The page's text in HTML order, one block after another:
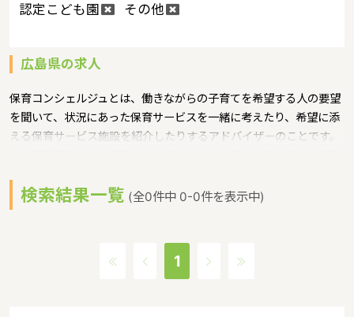
認定こども園
その他
広島県の求人
保育コンシェルジュとは、働きながらの子育てを希望する人の要望
を聞いて、状況にあった保育サービスを一緒に考えたり、希望に添
える保育サービス施設を紹介したりするアドバイザーのことです。
する取り組みを行っています。 広島県の政令指定都市は広島市、人
口は2832035人（2017/5/1現在）です。広島県内には、保育所や
6.4万円（2017年10月賃貸住宅 D-room調べ） 広島県は、原爆ド
検索結果一覧 (全0件中 0-0件を表示中)
1